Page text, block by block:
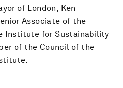
of London, Ken
Associate of the
Institute for Sustainability
of the Council of the